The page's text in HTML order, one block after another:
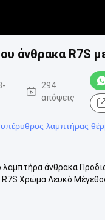
άνθρακα R7S
294
απόψεις
λαμπτήρας
άνθρακα
Χρώμα Λευκό Μέγεθος